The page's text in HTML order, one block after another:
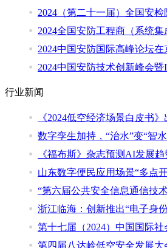
2024（第二十一届）全国安
2024全国安防工程商（系统
2024中国安防国际高峰论坛
2024中国安防技术创新峰会
行业新闻
《2024低空经济场景白皮书》
数字孪生加持，“治水”变“智
《福布斯》杂志预测AI发展趋
山东数字便民应用场景“多点
“第六届公共安全信息通信技
浙江临海：创新推出“电子身
第十七届（2024）中国国际
第四届八达岭低空安全发展大